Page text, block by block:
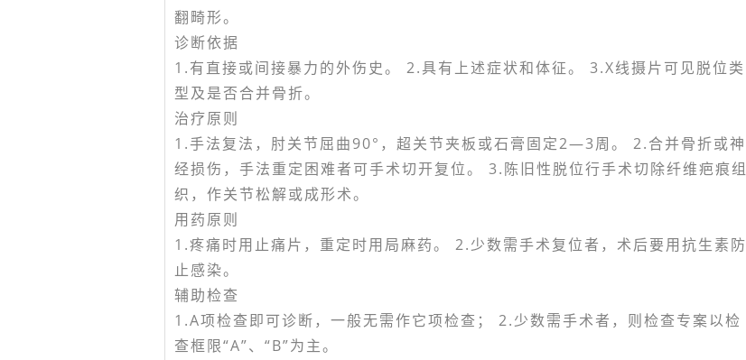
翻畸形。
诊断依据
1.有直接或间接暴力的外伤史。 2.具有上述症状和体征。 3.X线摄片可见脱位类
型及是否合并骨折。
治疗原则
1.手法复法，肘关节屈曲90°，超关节夹板或石膏固定2—3周。 2.合并骨折或神
经损伤，手法重定困难者可手术切开复位。 3.陈旧性脱位行手术切除纤维疤痕组
织，作关节松解或成形术。
用药原则
1.疼痛时用止痛片，重定时用局麻药。 2.少数需手术复位者，术后要用抗生素防
止感染。
辅助检查
1.A项检查即可诊断，一般无需作它项检查； 2.少数需手术者，则检查专案以检
查框限“A”、“B”为主。